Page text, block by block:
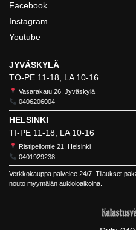
Facebook
Instagram
Youtube
JYVÄSKYLÄ
TO-PE 11-18, LA 10-16
Vasarakatu 26, Jyväskylä
0406206004
HELSINKI
TI-PE 11-18, LA 10-16
Ristipellontie 21, Helsinki
0401929238
Verkkokauppa palvelee 24/7. Tilaukset
nouto myymälän aukioloaikoina.